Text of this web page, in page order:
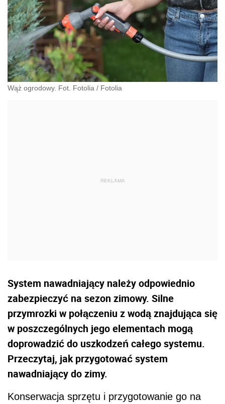
Wąż ogrodowy. Fot. Fotolia / Fotolia
System nawadniający należy odpowiednio
zabezpieczyć na sezon zimowy. Silne
przymrozki w połączeniu z wodą znajdująca się
w poszczególnych jego elementach mogą
doprowadzić do uszkodzeń całego systemu.
Przeczytaj, jak przygotować system
nawadniający do zimy.
Konserwacja sprzętu i przygotowanie go na